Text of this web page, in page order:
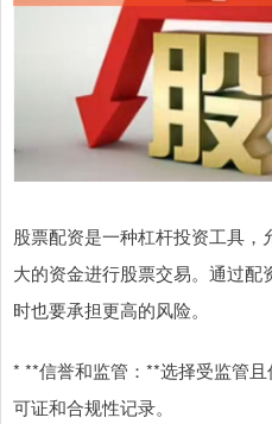
股票配资是一种杠杆投资工具
大的资金进行股票交易。通过
时也要承担更高的风险。
* **信誉和监管：**选择受监管
可证和合规性记录。